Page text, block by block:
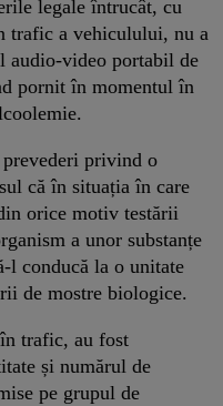
legale întrucât, cu
trafic a vehiculului, nu a
audio-video portabil de
pornit în momentul în
prevederi privind o
că în situația în care
orice motiv testării
a unor substanțe
l conducă la o unitate
de mostre biologice.
trafic, au fost
și numărul de
pe grupul de